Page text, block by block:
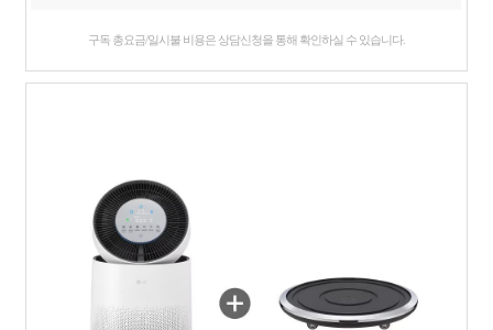
구독 총요금/일시불 비용은 상담신청을 통해 확인하실 수 있습니다.